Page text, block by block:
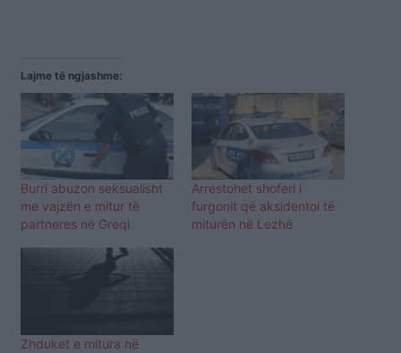
Lajme të ngjashme:
Burri abuzon seksualisht
me vajzën e mitur të
partneres në Greqi
Arrestohet shoferi i
furgonit që aksidentoi të
miturën në Lezhë
Zhduket e mitura në